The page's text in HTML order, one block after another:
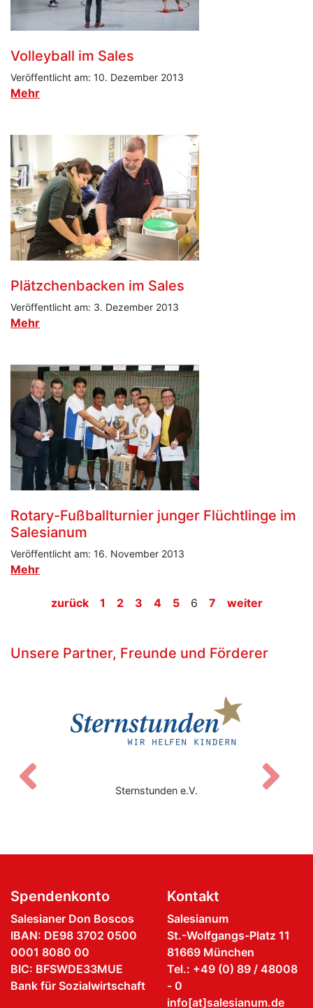
Volleyball im Sales
Veröffentlicht am: 10. Dezember 2013
Mehr
Plätzchenbacken im Sales
Veröffentlicht am: 3. Dezember 2013
Mehr
Rotary-Fußballturnier junger Flüchtlinge im
Salesianum
Veröffentlicht am: 16. November 2013
Mehr
zurück 1 2 3 4 5 6 7 weiter
Unsere Partner, Freunde und Förderer
e.V. Rotary Club
Zurück
Spendenkonto
Salesianer Don Boscos
IBAN: DE98 3702 0500
0001 8080 00
BIC: BFSWDE33MUE
Bank für Sozialwirtschaft
Kontakt
Salesianum
St.-Wolfgangs-Platz 11
81669 München
Tel.: +49 (0) 89 / 48008
- 0
info[at]salesianum.de